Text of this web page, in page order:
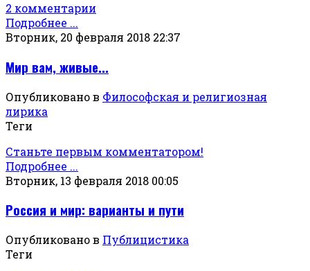
2 комментарии
Подробнее ...
Вторник, 20 февраля 2018 22:37
Мир вам, живые...
Опубликовано в Философская и религиозная
лирика
Теги
Станьте первым комментатором!
Подробнее ...
Вторник, 13 февраля 2018 00:05
Россия и мир: варианты и пути
Опубликовано в Публицистика
Теги